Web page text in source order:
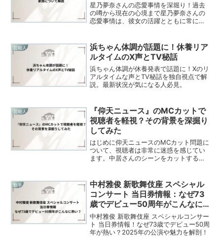
星乃夢奈さんの恋愛事情を深堀り！過去
の噂から現在の心境まで星乃夢奈さんの
恋愛事情は、彼女の活躍とともに常にフ
交い、ネット上では多くの情報が飛び交
っています。生徒会の副会...
芸能人
浜ちゃん体調が話題に！休養リア
ルタイムのX声とTV秘話
浜ちゃん体調が休養発表で話題に！Xのリ
アルタイムな声とTV秘話を独自視点で解
説。最新状況が気になる人必見。
芸能人
『仰天ニュース』のMCカットで
視聴者を軽視？その背景を深掘り
してみた
はじめに仰天ニュースのMCカット問題に
ついて、視聴者は非常に迷惑を感じてい
ます。中居さんのシーンをカットするこ
抜き仕事のように感じられ、視聴者を軽
視している印象を与えて...
歌手
中村雅俊 新歌舞伎座 スペシャル
コンサート 当日券情報：なぜ73
歳でデビュー50周年がこんなに
熱い？
中村雅俊 新歌舞伎座 スペシャルコンサー
ト 当日券情報！なぜ73歳でデビュー50周
年が熱い？2025年の公演や魅力を解剖！